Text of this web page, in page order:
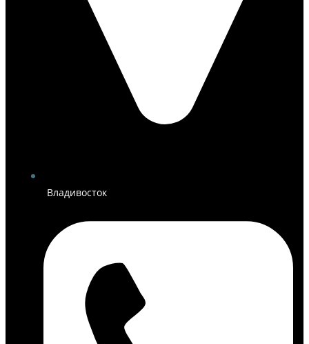
Владивосток